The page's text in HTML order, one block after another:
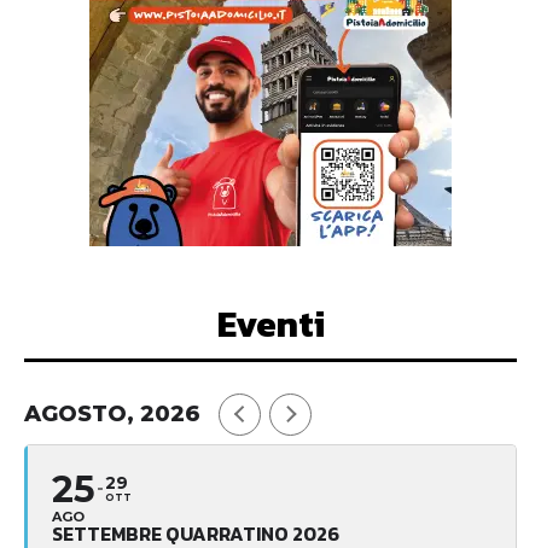
Eventi
AGOSTO, 2026
25
AGO
29
OTT
SETTEMBRE QUARRATINO 2026